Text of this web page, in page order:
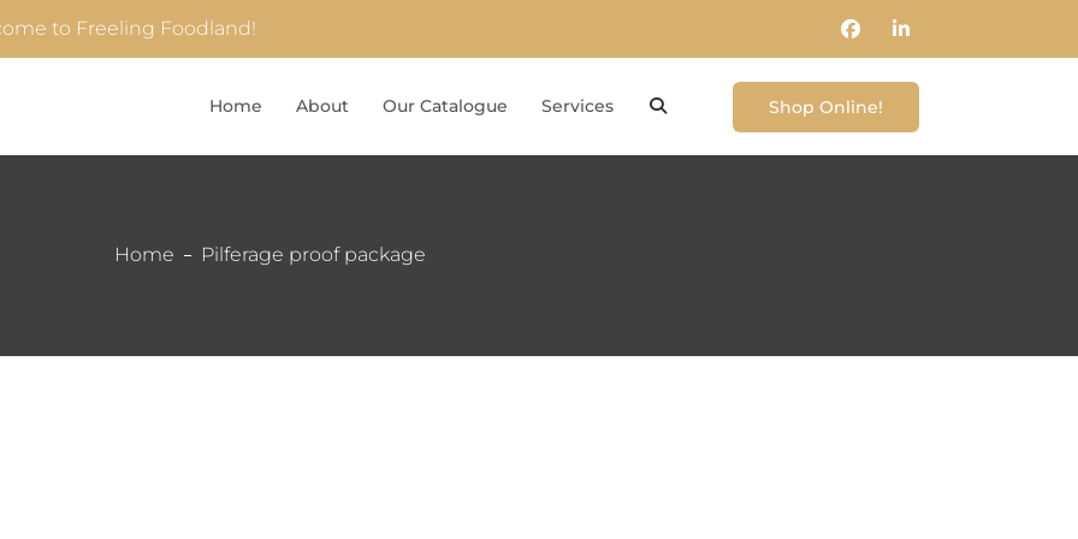
to Freeling Foodland!
Home About Our Catalogue Services Shop Online!
Home Pilferage proof package